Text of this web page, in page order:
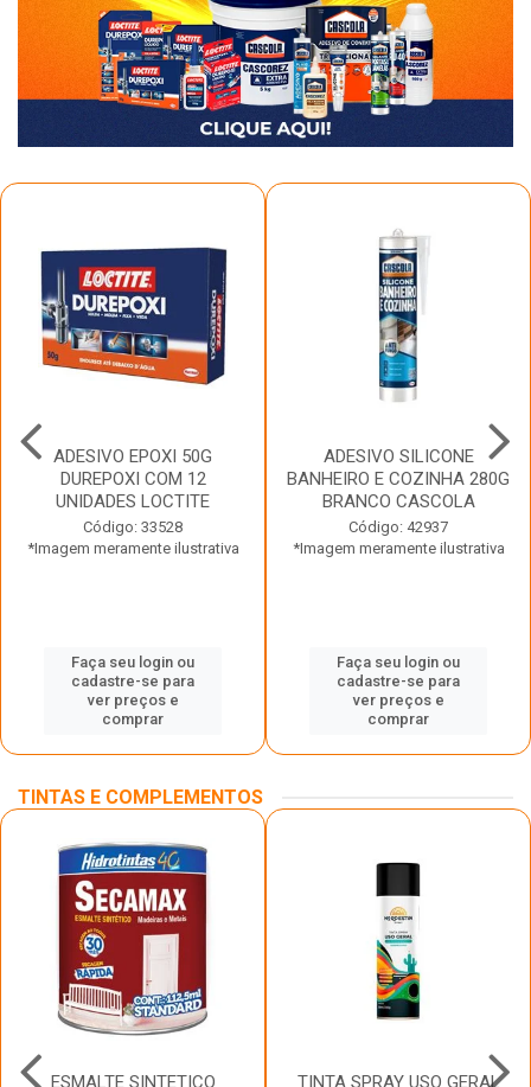
ADESIVO EPOXI 50G
DUREPOXI COM 12
UNIDADES LOCTITE
Código: 33528
*Imagem meramente ilustrativa
Faça seu login ou
cadastre-se para
ver preços e
comprar
ADESIVO SILICONE
BANHEIRO E COZINHA 280G
BRANCO CASCOLA
Código: 42937
*Imagem meramente ilustrativa
Faça seu login ou
cadastre-se para
ver preços e
comprar
TINTAS E COMPLEMENTOS
ESMALTE SINTETICO TINTA SPRAY USO GERAL